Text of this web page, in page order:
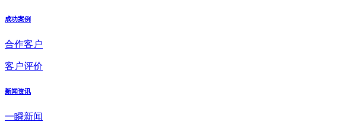
成功案例
合作客户
客户评价
新闻资讯
一瞬新闻